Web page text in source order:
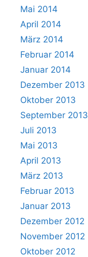
Mai 2014
April 2014
März 2014
Februar 2014
Januar 2014
Dezember 2013
Oktober 2013
September 2013
Juli 2013
Mai 2013
April 2013
März 2013
Februar 2013
Januar 2013
Dezember 2012
November 2012
Oktober 2012